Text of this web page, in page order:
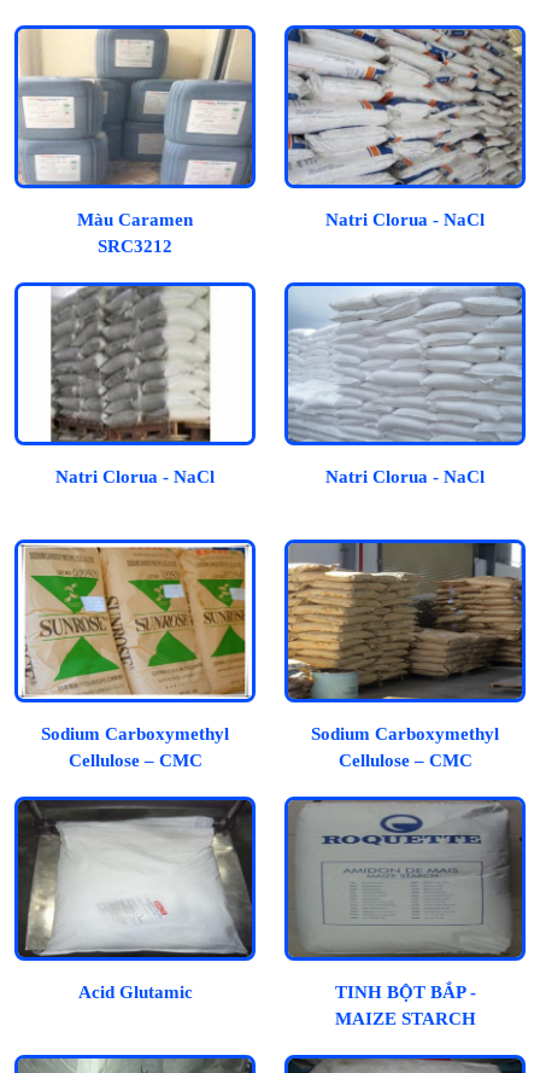
Màu Caramen
SRC3212
Natri Clorua - NaCl
Natri Clorua - NaCl Natri Clorua - NaCl
Sodium Carboxymethyl
Cellulose – CMC
Sodium Carboxymethyl
Cellulose – CMC
Acid Glutamic
TINH BỘT BẮP -
MAIZE STARCH